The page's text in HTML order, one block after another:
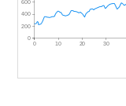
0 10 20 30
0
200
400
600